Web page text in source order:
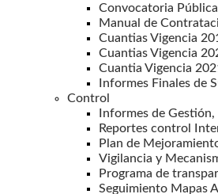
Convocatoria Pública
Manual de
Cuantias Vigencia
Cuantias Vigencia
Cuantia Vigencia
Informes Finales de
Control
Informes de
Reportes control
Plan de
Vigilancia y
Programa de
Seguimiento Mapas